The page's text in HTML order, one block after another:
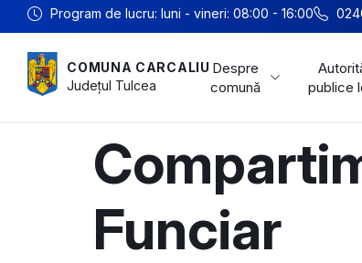
Program de lucru: luni - vineri: 08:00 - 16:00
COMUNA CARCALIU
Județul Tulcea
Despre
comună
publice
Funciar